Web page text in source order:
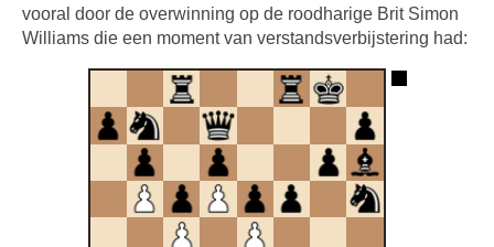
vooral door de overwinning op de roodharige Brit Simon
Williams die een moment van verstandsverbijstering had: